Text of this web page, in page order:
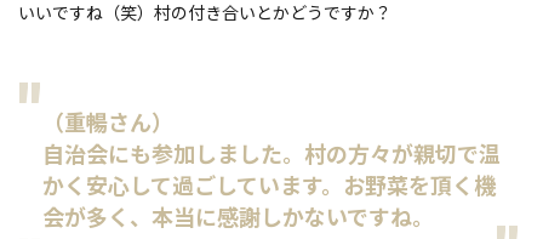
いいですね（笑）村の付き合いとかどうですか？
（重暢さん）
自治会にも参加しました。村の方々が親切で温
かく安心して過ごしています。お野菜を頂く機
会が多く、本当に感謝しかないですね。